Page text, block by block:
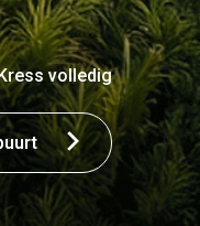
volledig